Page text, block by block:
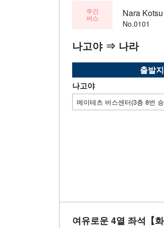
주간
버스 Nara
No.0101
나고야 ⇒ 나라
출발지
나고야
메이테츠 버스센터(3층 8번
여유로운 4열 좌석【